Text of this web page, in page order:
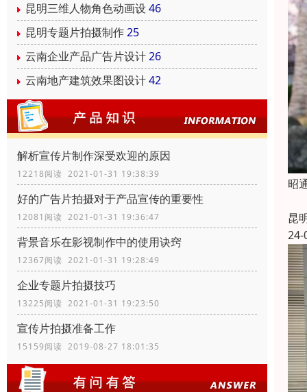
昆明三维人物角色动画设 46
昆明专题片拍摄制作25
云南企业产品广告片设计26
云南地产建筑效果图设计42
解析宣传片制作深受欢迎的原因
12218阅读 2021-01-31 19:38:39
好的广告片拍摄对于产品宣传的重要性
12081阅读 2021-01-31 19:36:47
背景音乐在影视制作中的使用诀窍
12367阅读 2021-01-31 19:28:49
企业专题片拍摄技巧
13225阅读 2021-01-31 19:23:50
宣传片拍摄准备工作
15159阅读 2019-08-27 18:01:35
昭
昆
24-